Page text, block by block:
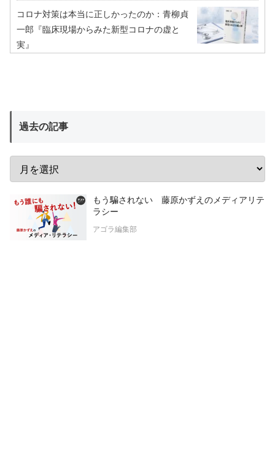
コロナ対策は本当に正しかったのか：青柳貞
一郎『臨床現場からみた新型コロナの虚と
実』
過去の記事
もう騙されない 藤原かずえのメディアリテ
ラシー
アゴラ編集部